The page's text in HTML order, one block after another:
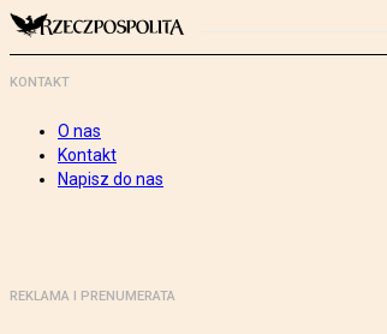
KONTAKT
O nas
Kontakt
Napisz do nas
REKLAMA I PRENUMERATA